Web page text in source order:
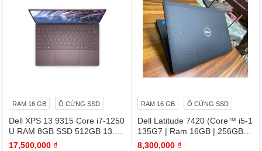
RAM 16 GB Ổ CỨNG SSD
Dell XPS 13 9315 Core i7-1250
U RAM 8GB SSD 512GB 13.4"
4K Touchscreen
17,500,000 ₫
RAM 16 GB Ổ CỨNG SSD
Dell Latitude 7420 (Core™ i5-1
135G7 | Ram 16GB | 256GB S
SD | 14.0inch FHD)
8,300,000 ₫